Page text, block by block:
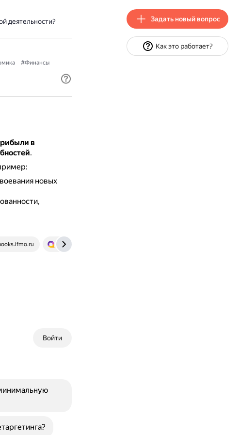
деятельности?
#Финансы
в
.
новых
spravochnick.ru
Войти
Задать новый вопрос
Как это работает?